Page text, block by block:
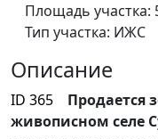
Площадь участка:
Тип участка: ИЖС
Описание
ID 365 Продается
живописном селе